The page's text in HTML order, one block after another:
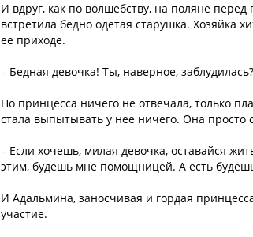
И вдруг, как по волшебству, на поляне
встретила бедно одетая старушка. Хозяйка
ее приходе.
– Бедная девочка! Ты, наверное,
Но принцесса ничего не отвечала, только
стала выпытывать у нее ничего. Она просто
– Если хочешь, милая девочка, оставайся
этим, будешь мне помощницей. А есть
И Адальмина, заносчивая и гордая
участие.